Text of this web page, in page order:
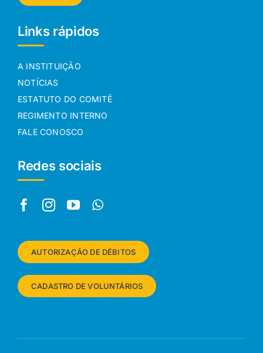
Links rápidos
A INSTITUIÇÃO
NOTÍCIAS
ESTATUTO DO COMITÊ
REGIMENTO INTERNO
FALE CONOSCO
Redes sociais
AUTORIZAÇÃO DE DÉBITOS
CADASTRO DE VOLUNTÁRIOS